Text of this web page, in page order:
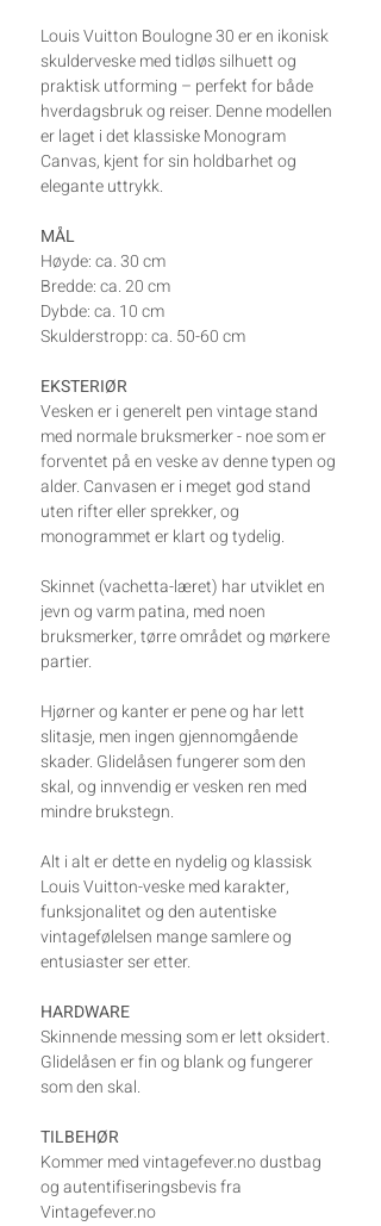
Louis Vuitton Boulogne 30 er en ikonisk
skulderveske med tidløs silhuett og
praktisk utforming – perfekt for både
hverdagsbruk og reiser. Denne modellen
er laget i det klassiske Monogram
Canvas, kjent for sin holdbarhet og
elegante uttrykk.
MÅL
Høyde: ca. 30 cm
Bredde: ca. 20 cm
Dybde: ca. 10 cm
Skulderstropp: ca. 50-60 cm
EKSTERIØR
Vesken er i generelt pen vintage stand
med normale bruksmerker - noe som er
forventet på en veske av denne typen og
alder. Canvasen er i meget god stand
uten rifter eller sprekker, og
monogrammet er klart og tydelig.
Skinnet (vachetta-læret) har utviklet en
jevn og varm patina, med noen
bruksmerker, tørre området og mørkere
partier.
Hjørner og kanter er pene og har lett
slitasje, men ingen gjennomgående
skader. Glidelåsen fungerer som den
skal, og innvendig er vesken ren med
mindre brukstegn.
Alt i alt er dette en nydelig og klassisk
Louis Vuitton-veske med karakter,
funksjonalitet og den autentiske
vintagefølelsen mange samlere og
entusiaster ser etter.
HARDWARE
Skinnende messing som er lett oksidert.
Glidelåsen er fin og blank og fungerer
som den skal.
TILBEHØR
Kommer med vintagefever.no dustbag
og autentifiseringsbevis fra
Vintagefever.no